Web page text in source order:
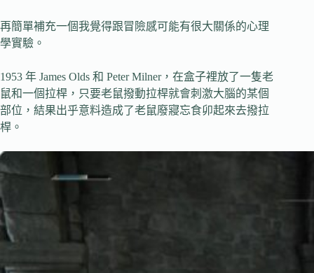
再簡單補充一個我覺得跟冒險感可能有很大關係的心理
學實驗。
1953 年 James Olds 和 Peter Milner，在盒子裡放了一隻老
鼠和一個拉桿，只要老鼠撥動拉桿就會刺激大腦的某個
部位，結果出乎意料造成了老鼠廢寢忘食卯起來去撥拉
桿。